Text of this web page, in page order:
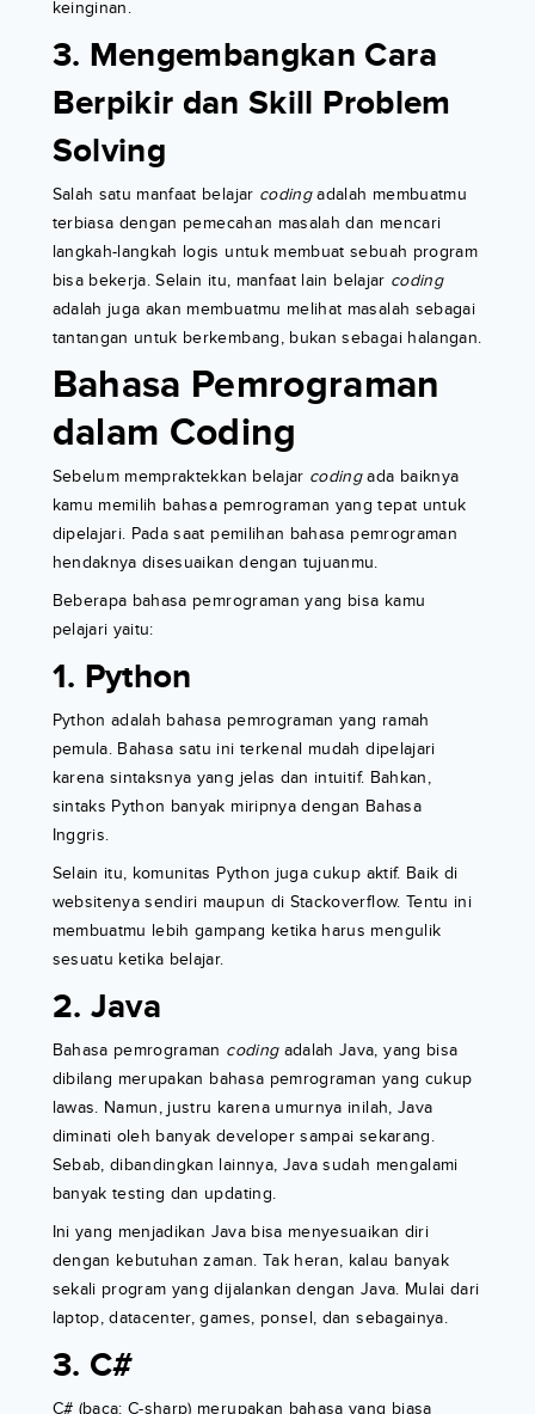
keinginan.
3. Mengembangkan Cara
Berpikir dan Skill Problem
Solving
Salah satu manfaat belajar codingadalah membuatmu
terbiasa dengan pemecahan masalah dan mencari
langkah-langkah logis untuk membuat sebuah program
bisa bekerja. Selain itu, manfaat lain belajar coding
adalah juga akan membuatmu melihat masalah sebagai
tantangan untuk berkembang, bukan sebagai halangan.
Bahasa Pemrograman
dalam Coding
Sebelum mempraktekkan belajar codingada baiknya
kamu memilih bahasa pemrograman yang tepat untuk
dipelajari. Pada saat pemilihan bahasa pemrograman
hendaknya disesuaikan dengan tujuanmu.
Beberapa bahasa pemrograman yang bisa kamu
pelajari yaitu:
1. Python
Python adalah bahasa pemrograman yang ramah
pemula. Bahasa satu ini terkenal mudah dipelajari
karena sintaksnya yang jelas dan intuitif. Bahkan,
sintaks Python banyak miripnya dengan Bahasa
Inggris.
Selain itu, komunitas Python juga cukup aktif. Baik di
websitenya sendiri maupun di Stackoverflow. Tentu ini
membuatmu lebih gampang ketika harus mengulik
sesuatu ketika belajar.
2. Java
Bahasa pemrograman codingadalah Java, yang bisa
dibilang merupakan bahasa pemrograman yang cukup
lawas. Namun, justru karena umurnya inilah, Java
diminati oleh banyak developer sampai sekarang.
Sebab, dibandingkan lainnya, Java sudah mengalami
banyak testing dan updating.
Ini yang menjadikan Java bisa menyesuaikan diri
dengan kebutuhan zaman. Tak heran, kalau banyak
sekali program yang dijalankan dengan Java. Mulai dari
laptop, datacenter, games, ponsel, dan sebagainya.
3. C#
C# (baca: C-sharp) merupakan bahasa yang biasa